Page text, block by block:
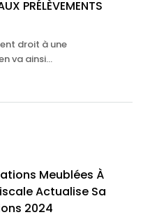
PRÉLÈVEMENTS
droit à une
va ainsi...
Meublées À
Actualise Sa
2024